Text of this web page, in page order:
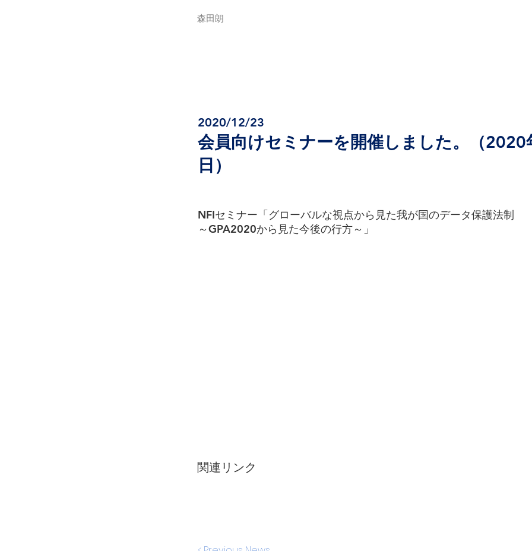
森田朗
2020/12/23
会員向けセミナーを開催しました。（2020
日）
NFIセミナー「グローバルな視点から見た我が国のデータ保護法制
～GPA2020から見た今後の行方～」
関連リンク